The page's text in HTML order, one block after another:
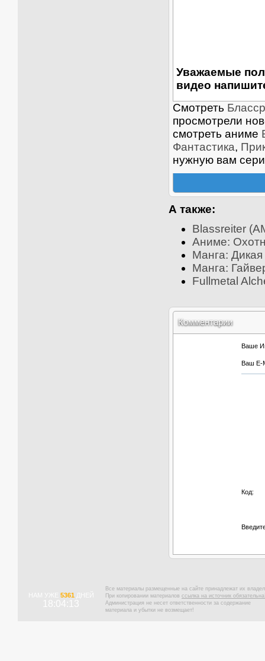
Уважаемые
видео
Смотреть
просмотрели
смотреть аниме
Фантастика,
нужную вам
А также:
Blassreiter
Аниме:
Манга:
Манга:
Fullmetal
Комментарии
Ваше
Ваш E-
Код:
НАМ УЖЕ 5361ДНЕЙ
18:04:14
Все материалы размещенные на сайте принадлежат их
При копировании материалов ссылка на источник
Администрация не несет ответственности за содержание
материала и убытки не возмещает!